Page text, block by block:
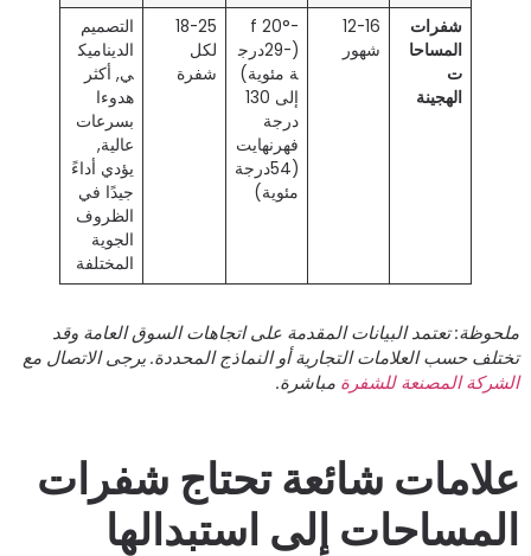
شفرات
المساحا
الهجينة
12-16
شهور
-20° f
(-29درج
ة مئوية)
إلى 130
درجة
فهرنهايت
(54درجة
مئوية)
18-25
لكل
شفرة
التصميم
الديناميك
ي, أكثر
هدوءا
بسرعات
عالية,
يؤدي أداءً
جيدًا في
الظروف
الجوية
المختلفة
تعتمد البيانات المقدمة على اتجاهات السوق العامة وقد
حسب العلامات التجارية أو النماذج المحددة. يرجى الاتصال مع
المصنعة للشفرةمباشرة.
شائعة تحتاج شفرات
إلى استبدالها